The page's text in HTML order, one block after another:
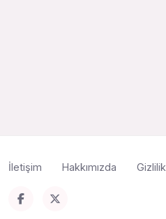
İletişim Hakkımızda Gizlilik